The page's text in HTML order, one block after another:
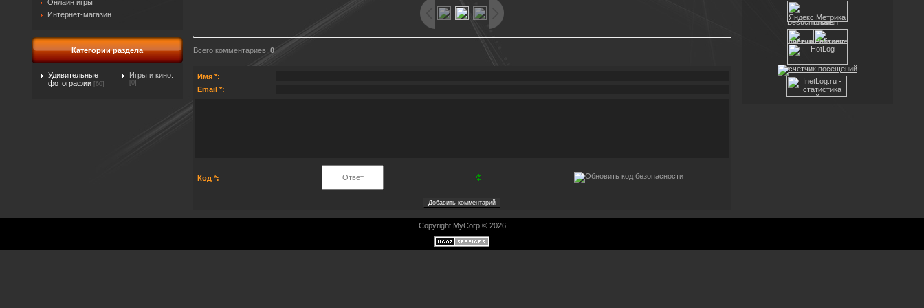
Онлайн игры
Интернет-магазин
Категории раздела
Удивительные
фотографии
[60]
Игры и кино.
[0]
Всего комментариев: 0
Имя *:
Email *:
Код *:
Copyright MyCorp © 2026